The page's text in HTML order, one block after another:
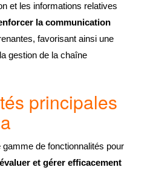
et les informations relatives
la communication
favorisant ainsi une
gestion de la chaîne
principales
de fonctionnalités pour
évaluer et gérer efficacement